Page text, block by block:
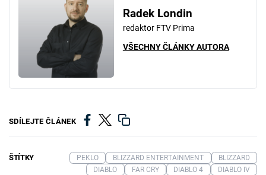
Radek Londin
redaktor FTV Prima
VŠECHNY ČLÁNKY AUTORA
SDÍLEJTE ČLÁNEK
ŠTÍTKY PEKLO BLIZZARD ENTERTAINMENT
BLIZZARD
DIABLO
FAR CRY DIABLO 4 DIABLO IV